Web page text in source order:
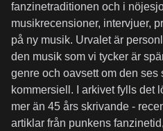
fanzinetraditionen och i
musikrecensioner, intervjuer,
på ny musik. Urvalet är
den musik som vi tycker är
genre och oavsett om den ses
kommersiell. I arkivet fylls det
mer än 45 års skrivande -
artiklar från punkens